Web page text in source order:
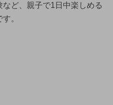
ど、親子で1日中楽しめる
。